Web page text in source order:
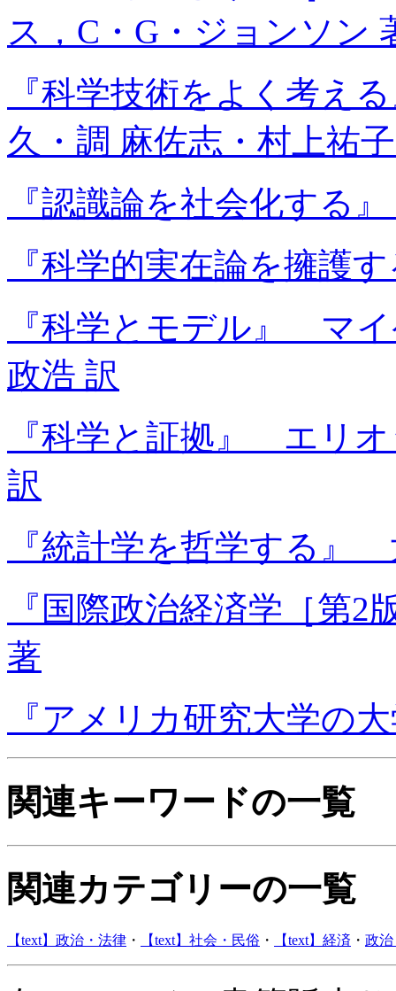
ス，C・G・ジョンソン
『科学技術をよく考え
久・調 麻佐志・村上祐
『認識論を社会化する
『科学的実在論を擁護
『科学とモデル』 マ
政浩 訳
『科学と証拠』 エリ
訳
『統計学を哲学する』
『国際政治経済学［第
著
『アメリカ研究大学の
関連キーワードの一覧
関連カテゴリーの一覧
【text】政治・法律 ・ 【text】社会・民俗 ・ 【text】経済 ・ 政